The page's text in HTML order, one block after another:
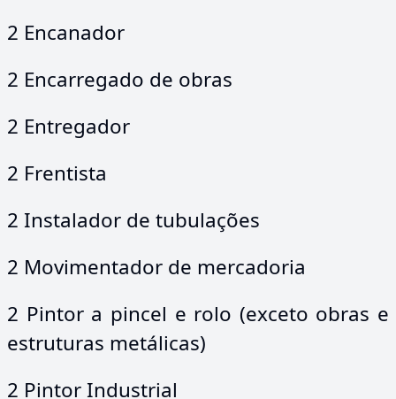
2 Encanador
2 Encarregado de obras
2 Entregador
2 Frentista
2 Instalador de tubulações
2 Movimentador de mercadoria
2 Pintor a pincel e rolo (exceto obras e
estruturas metálicas)
2 Pintor Industrial